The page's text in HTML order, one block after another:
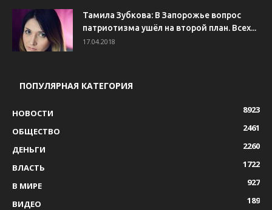
Тамила Зубкова: В Запорожье вопрос
патриотизма ушёл на второй план. Всех...
17.04.2018
ПОПУЛЯРНАЯ КАТЕГОРИЯ
НОВОСТИ
8923
ОБЩЕСТВО
2461
ДЕНЬГИ
2260
ВЛАСТЬ
1722
В МИРЕ
927
ВИДЕО
189